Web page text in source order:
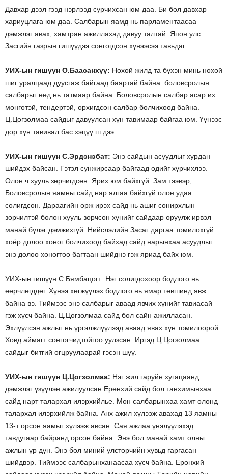
Давхар дээл гээд нэрлээд сурчихсан юм даа. Би бол давхар
хариуцлага юм даа. Салбарын яамд нь парламентаасаа
дэмжлэг авах, хамтран ажиллахад давуу талтай. Япон улс
Засгийн газрын гишүүдээ сонгогдсон хүнээсээ тавьдаг.
УИХ-ын гишүүн О.Баасанхүү: Нохой жилд та бүхэн минь нохой
шиг уралцаад дуусгаж байгаад баяртай байна. боловсролын
салбарыг өөд нь татмаар байна. Боловсролын салбар асар их
мөнгөтэй, тендертэй, орхигдсон салбар болчихоод байна.
Ц.Цогзолмаа сайдыг давуулсан хүн тавимаар байгаа юм. Үүнээс
дор хүн тавивал бас хэцүү ш дээ.
УИХ-ын гишүүн С.Эрдэнэбат: Энэ сайдын асуудлыг хурдан
шийдэх байсан. Гэтэл сунжирсаар байгаад өдийг хүрчихлээ.
Олон ч хууль зөрчигдсөн. Ярих юм байхгүй. Зам тээвэр,
Боловсролын яамны сайд нар ялгаа байхгүй олон удаа
солигдсон. Дараагийн орж ирэх сайд нь ашиг сонирхлын
зөрчилтэй болон хууль зөрчсөн хүнийг сайдаар оруулж ирвэл
манай бүлэг дэмжихгүй. Нийслэлийн Засаг даргаа томилохгүй
хоёр долоо хоног болчихоод байхад сайд нарынхаа асуудлыг
энэ долоо хоногтоо багтаан шийднэ гэж яриад байх юм.
УИХ-ын гишүүн С.Бямбацогт: Нэг солигдохоор бодлого нь
өөрчлөгддөг. Хүнээ хөгжүүлэх бодлого нь ямар төвшинд явж
байна вэ. Тиймээс энэ салбарыг аваад явчих хүнийг тавиасай
гэж хүсч байна. Ц.Цогзолмаа сайд бол сайн ажилласан.
Эхлүүлсэн ажлыг нь үргэлжлүүлээд аваад явах хүн томилоорой.
Ховд аймагт сонгогчидтойгоо уулзсан. Иргэд Ц.Цогзолмаа
сайдыг битгий огцруулаарай гэсэн шүү.
УИХ-ын гишүүн Ц.Цогзолмаа: Нэг жил гаруйн хугацаанд
дэмжлэг үзүүлэн ажилуулсан Ерөнхий сайд бол танхимынхаа
сайд нарт талархал илэрхийлье. Мөн салбарынхаа хамт олонд
талархал илэрхийлж байна. Анх ажил хүлээж авахад 13 яамны
13-т орсон яамыг хүлээж авсан. Сая ажлаа үнэлүүлэхэд
тавдугаар байранд орсон байна. Энэ бол манай хамт олны
ажлын үр дүн. Энэ бол миний улстөрчийн хувьд гаргасан
шийдвэр. Тиймээс салбарынханаасаа хүсч байна. Ерөнхий